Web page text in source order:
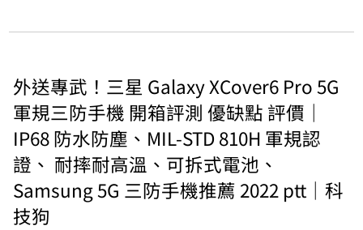
外送專武！三星 Galaxy XCover6 Pro 5G
軍規三防手機 開箱評測 優缺點 評價｜
IP68 防水防塵、MIL-STD 810H 軍規認
證、 耐摔耐高溫、可拆式電池、
Samsung 5G 三防手機推薦 2022 ptt｜科
技狗